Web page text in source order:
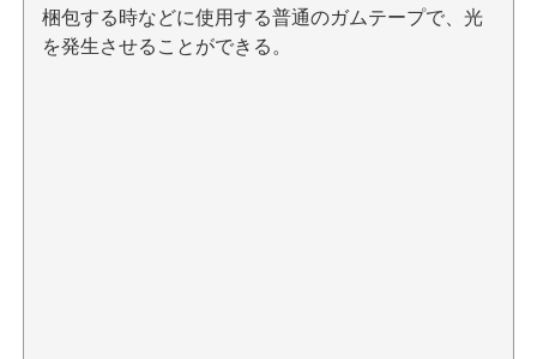
梱包する時などに使用する普通のガムテープで、光
を発生させることができる。